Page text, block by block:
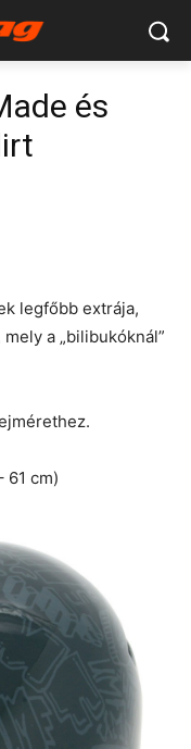
és
legfőbb extrája,
a „bilibukóknál”
61 cm)